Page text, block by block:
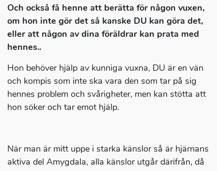
Och också få henne att berätta för någon vuxen,
om hon inte gör det så kanske DU kan göra det,
eller att någon av dina föräldrar kan prata med
hennes..
Hon behöver hjälp av kunniga vuxna, DU är en vän
och kompis som inte ska vara den som tar på sig
hennes problem och svårigheter, men kan stötta att
hon söker och tar emot hjälp.
När man är mitt uppe i starka känslor så är hjärnans
aktiva del Amygdala, alla känslor utgår därifrån, då